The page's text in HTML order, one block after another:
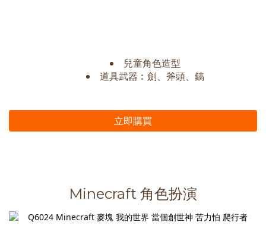
兒童角色造型
道具武器︰劍、斧頭、鎬
立即購買
Minecraft 角色扮演